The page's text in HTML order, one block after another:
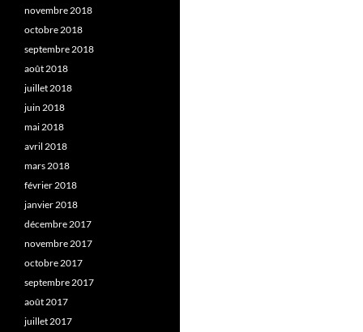
novembre 2018
octobre 2018
septembre 2018
août 2018
juillet 2018
juin 2018
mai 2018
avril 2018
mars 2018
février 2018
janvier 2018
décembre 2017
novembre 2017
octobre 2017
septembre 2017
août 2017
juillet 2017